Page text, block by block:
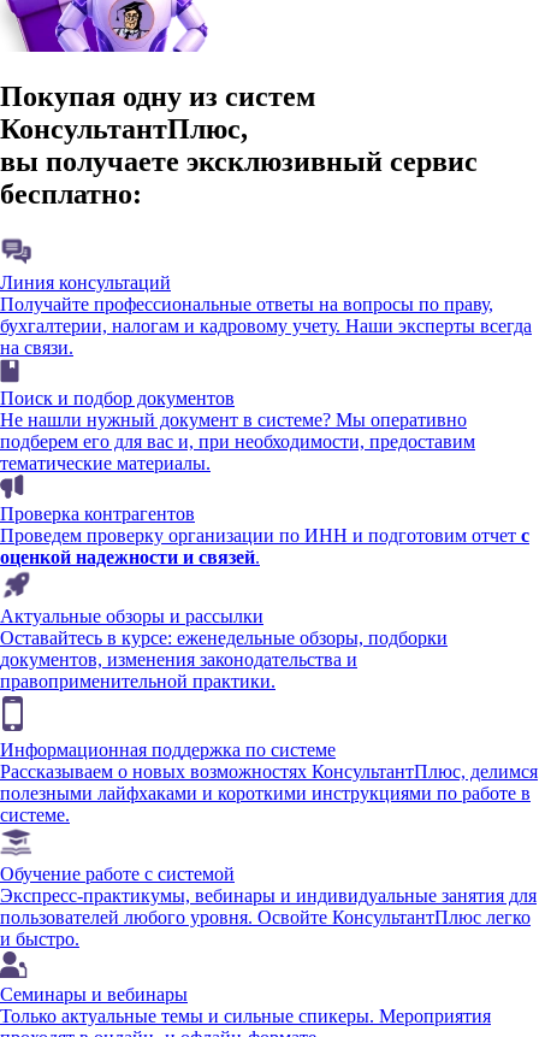
Покупая одну из систем
КонсультантПлюс,
вы получаете эксклюзивный сервис
бесплатно:
Линия консультаций
Получайте профессиональные ответы на вопросы по праву,
бухгалтерии, налогам и кадровому учету. Наши эксперты всегда
на связи.
Поиск и подбор документов
Не нашли нужный документ в системе? Мы оперативно
подберем его для вас и, при необходимости, предоставим
тематические материалы.
Проверка контрагентов
Проведем проверку организации по ИНН и подготовим отчет с
оценкой надежности и связей.
Актуальные обзоры и рассылки
Оставайтесь в курсе: еженедельные обзоры, подборки
документов, изменения законодательства и
правоприменительной практики.
Информационная поддержка по системе
Рассказываем о новых возможностях КонсультантПлюс, делимся
полезными лайфхаками и короткими инструкциями по работе в
системе.
Обучение работе с системой
Экспресс-практикумы, вебинары и индивидуальные занятия для
пользователей любого уровня. Освойте КонсультантПлюс легко
и быстро.
Семинары и вебинары
Только актуальные темы и сильные спикеры. Мероприятия